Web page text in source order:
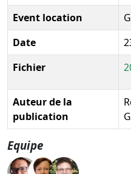
Event location
Date
Fichier
Auteur de la
publication
Equipe